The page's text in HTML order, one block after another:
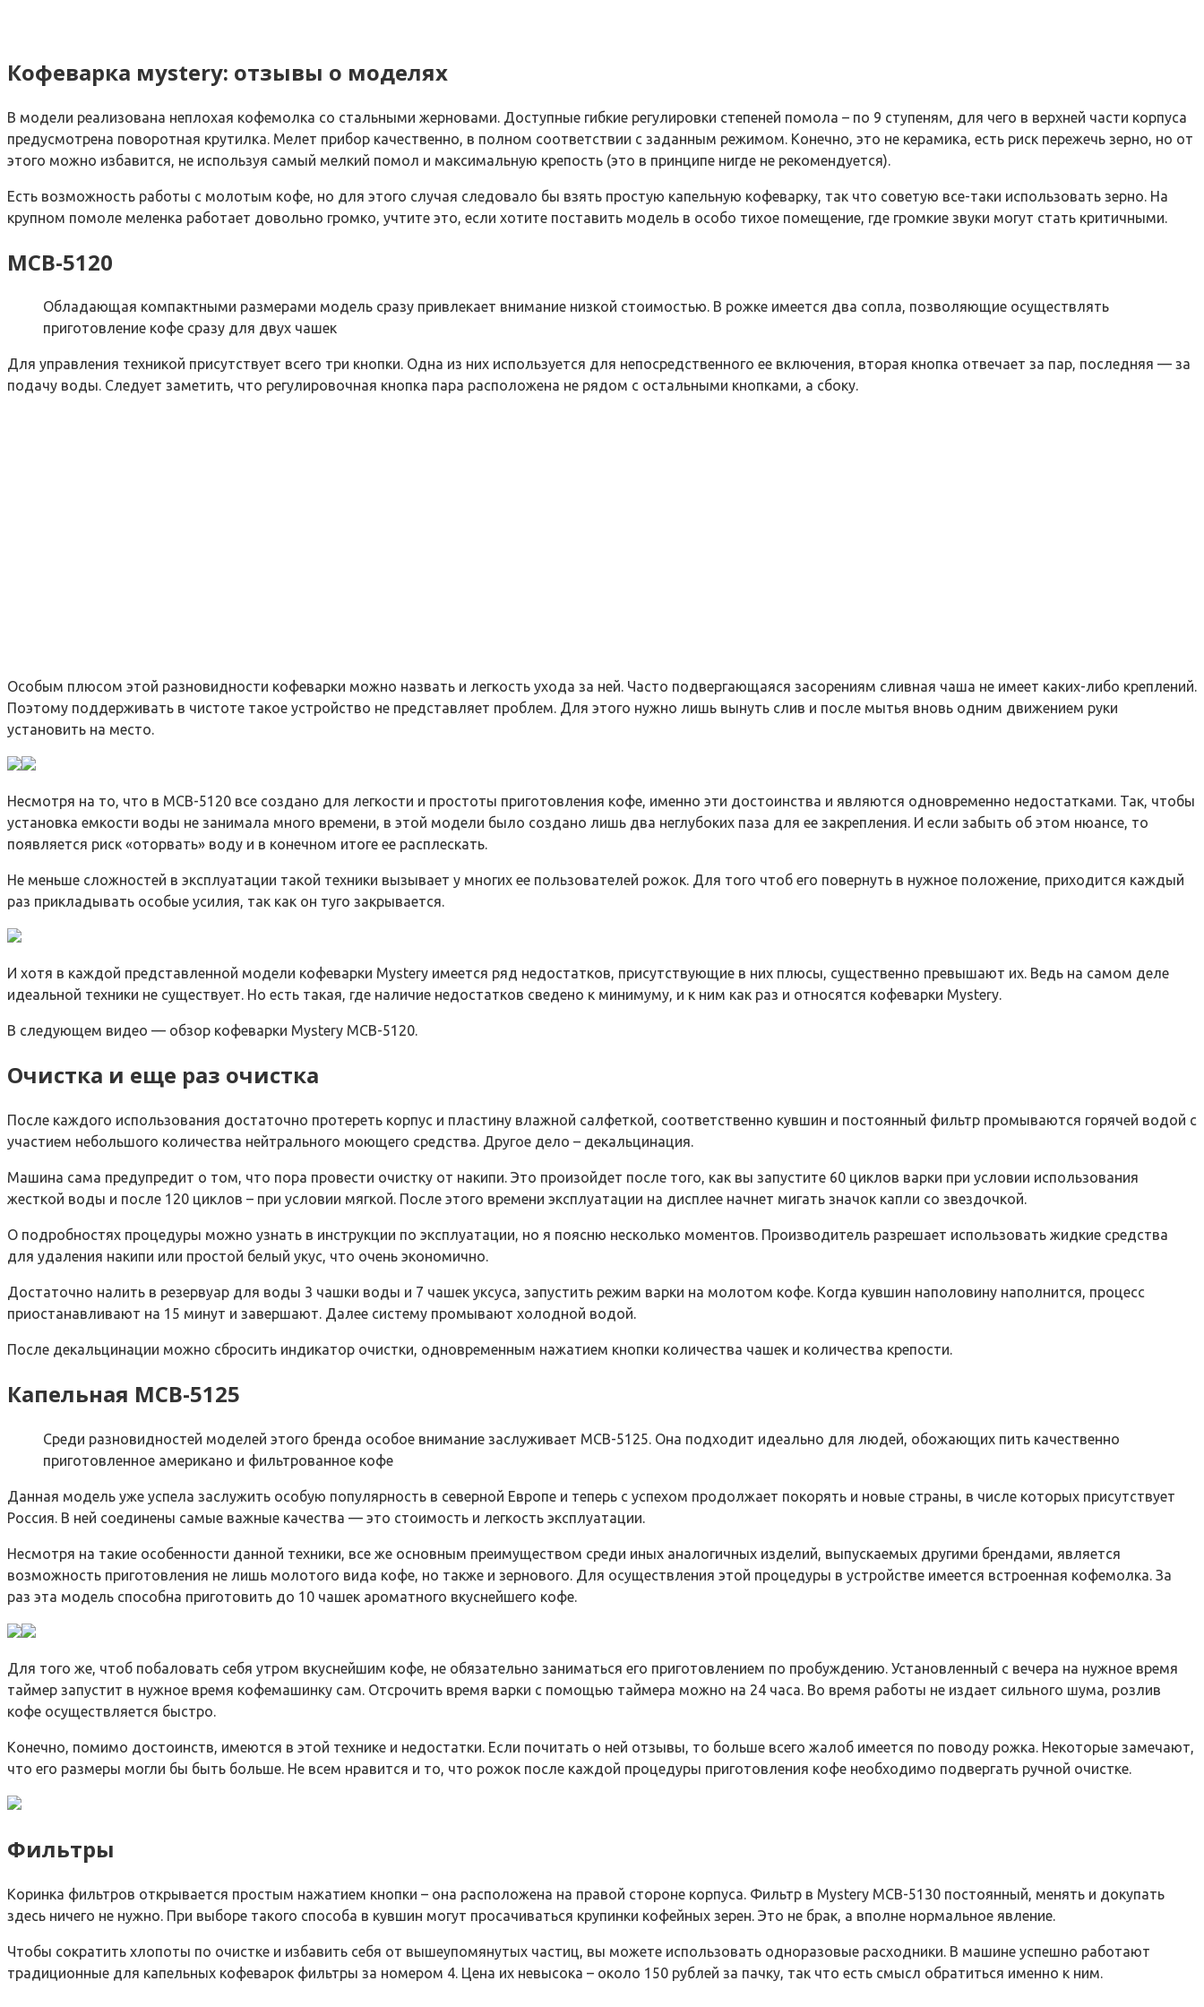
Кофеварка мystery: отзывы о моделях
В модели реализована неплохая кофемолка со стальными жерновами. Доступные гибкие регулировки степеней помола – по 9 ступеням, для чего в верхней части корпуса
предусмотрена поворотная крутилка. Мелет прибор качественно, в полном соответствии с заданным режимом. Конечно, это не керамика, есть риск пережечь зерно, но от
этого можно избавится, не используя самый мелкий помол и максимальную крепость (это в принципе нигде не рекомендуется).
Есть возможность работы с молотым кофе, но для этого случая следовало бы взять простую капельную кофеварку, так что советую все-таки использовать зерно. На
крупном помоле меленка работает довольно громко, учтите это, если хотите поставить модель в особо тихое помещение, где громкие звуки могут стать критичными.
MCB-5120
Обладающая компактными размерами модель сразу привлекает внимание низкой стоимостью. В рожке имеется два сопла, позволяющие осуществлять
приготовление кофе сразу для двух чашек
Для управления техникой присутствует всего три кнопки. Одна из них используется для непосредственного ее включения, вторая кнопка отвечает за пар, последняя — за
подачу воды. Следует заметить, что регулировочная кнопка пара расположена не рядом с остальными кнопками, а сбоку.
Особым плюсом этой разновидности кофеварки можно назвать и легкость ухода за ней. Часто подвергающаяся засорениям сливная чаша не имеет каких-либо креплений.
Поэтому поддерживать в чистоте такое устройство не представляет проблем. Для этого нужно лишь вынуть слив и после мытья вновь одним движением руки
установить на место.
Несмотря на то, что в MCB-5120 все создано для легкости и простоты приготовления кофе, именно эти достоинства и являются одновременно недостатками. Так, чтобы
установка емкости воды не занимала много времени, в этой модели было создано лишь два неглубоких паза для ее закрепления. И если забыть об этом нюансе, то
появляется риск «оторвать» воду и в конечном итоге ее расплескать.
Не меньше сложностей в эксплуатации такой техники вызывает у многих ее пользователей рожок. Для того чтоб его повернуть в нужное положение, приходится каждый
раз прикладывать особые усилия, так как он туго закрывается.
И хотя в каждой представленной модели кофеварки Mystery имеется ряд недостатков, присутствующие в них плюсы, существенно превышают их. Ведь на самом деле
идеальной техники не существует. Но есть такая, где наличие недостатков сведено к минимуму, и к ним как раз и относятся кофеварки Mystery.
В следующем видео — обзор кофеварки Mystery MCB-5120.
Очистка и еще раз очистка
После каждого использования достаточно протереть корпус и пластину влажной салфеткой, соответственно кувшин и постоянный фильтр промываются горячей водой с
участием небольшого количества нейтрального моющего средства. Другое дело – декальцинация.
Машина сама предупредит о том, что пора провести очистку от накипи. Это произойдет после того, как вы запустите 60 циклов варки при условии использования
жесткой воды и после 120 циклов – при условии мягкой. После этого времени эксплуатации на дисплее начнет мигать значок капли со звездочкой.
О подробностях процедуры можно узнать в инструкции по эксплуатации, но я поясню несколько моментов. Производитель разрешает использовать жидкие средства
для удаления накипи или простой белый укус, что очень экономично.
Достаточно налить в резервуар для воды 3 чашки воды и 7 чашек уксуса, запустить режим варки на молотом кофе. Когда кувшин наполовину наполнится, процесс
приостанавливают на 15 минут и завершают. Далее систему промывают холодной водой.
После декальцинации можно сбросить индикатор очистки, одновременным нажатием кнопки количества чашек и количества крепости.
Капельная MCB-5125
Среди разновидностей моделей этого бренда особое внимание заслуживает MCB-5125. Она подходит идеально для людей, обожающих пить качественно
приготовленное американо и фильтрованное кофе
Данная модель уже успела заслужить особую популярность в северной Европе и теперь с успехом продолжает покорять и новые страны, в числе которых присутствует
Россия. В ней соединены самые важные качества — это стоимость и легкость эксплуатации.
Несмотря на такие особенности данной техники, все же основным преимуществом среди иных аналогичных изделий, выпускаемых другими брендами, является
возможность приготовления не лишь молотого вида кофе, но также и зернового. Для осуществления этой процедуры в устройстве имеется встроенная кофемолка. За
раз эта модель способна приготовить до 10 чашек ароматного вкуснейшего кофе.
Для того же, чтоб побаловать себя утром вкуснейшим кофе, не обязательно заниматься его приготовлением по пробуждению. Установленный с вечера на нужное время
таймер запустит в нужное время кофемашинку сам. Отсрочить время варки с помощью таймера можно на 24 часа. Во время работы не издает сильного шума, розлив
кофе осуществляется быстро.
Конечно, помимо достоинств, имеются в этой технике и недостатки. Если почитать о ней отзывы, то больше всего жалоб имеется по поводу рожка. Некоторые замечают,
что его размеры могли бы быть больше. Не всем нравится и то, что рожок после каждой процедуры приготовления кофе необходимо подвергать ручной очистке.
Фильтры
Коринка фильтров открывается простым нажатием кнопки – она расположена на правой стороне корпуса. Фильтр в Mystery MCB-5130 постоянный, менять и докупать
здесь ничего не нужно. При выборе такого способа в кувшин могут просачиваться крупинки кофейных зерен. Это не брак, а вполне нормальное явление.
Чтобы сократить хлопоты по очистке и избавить себя от вышеупомянутых частиц, вы можете использовать одноразовые расходники. В машине успешно работают
традиционные для капельных кофеварок фильтры за номером 4. Цена их невысока – около 150 рублей за пачку, так что есть смысл обратиться именно к ним.